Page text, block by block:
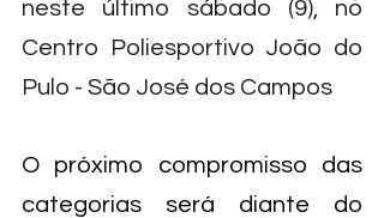
Centro Poliesportivo João do
Pulo - São José dos Campos
O próximo compromisso das
categorias será diante do